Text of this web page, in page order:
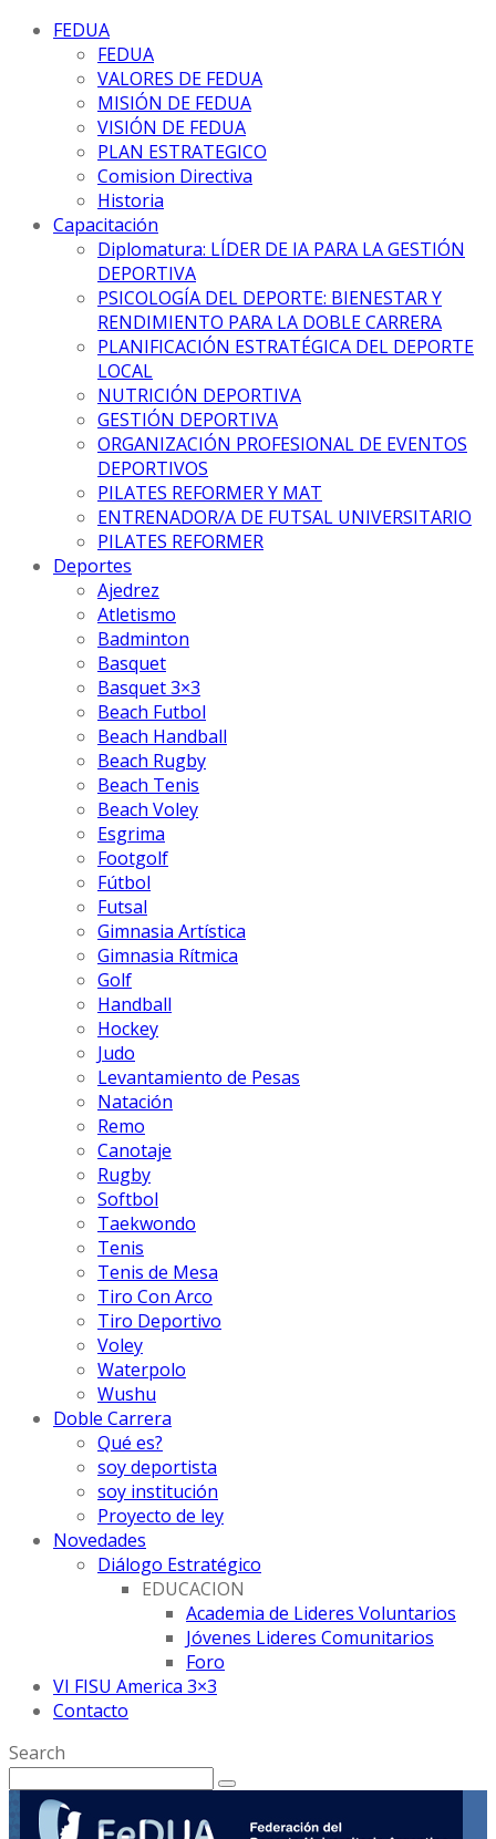
FEDUA
FEDUA
VALORES DE FEDUA
MISIÓN DE FEDUA
VISIÓN DE FEDUA
PLAN ESTRATEGICO
Comision Directiva
Historia
Capacitación
Diplomatura: LÍDER DE IA PARA LA GESTIÓN
DEPORTIVA
PSICOLOGÍA DEL DEPORTE: BIENESTAR Y
RENDIMIENTO PARA LA DOBLE CARRERA
PLANIFICACIÓN ESTRATÉGICA DEL DEPORTE
LOCAL
NUTRICIÓN DEPORTIVA
GESTIÓN DEPORTIVA
ORGANIZACIÓN PROFESIONAL DE EVENTOS
DEPORTIVOS
PILATES REFORMER Y MAT
ENTRENADOR/A DE FUTSAL UNIVERSITARIO
PILATES REFORMER
Deportes
Ajedrez
Atletismo
Badminton
Basquet
Basquet 3×3
Beach Futbol
Beach Handball
Beach Rugby
Beach Tenis
Beach Voley
Esgrima
Footgolf
Fútbol
Futsal
Gimnasia Artística
Gimnasia Rítmica
Golf
Handball
Hockey
Judo
Levantamiento de Pesas
Natación
Remo
Canotaje
Rugby
Softbol
Taekwondo
Tenis
Tenis de Mesa
Tiro Con Arco
Tiro Deportivo
Voley
Waterpolo
Wushu
Doble Carrera
Qué es?
soy deportista
soy institución
Proyecto de ley
Novedades
Diálogo Estratégico
EDUCACION
Academia de Lideres Voluntarios
Jóvenes Lideres Comunitarios
Foro
VI FISU America 3×3
Contacto
Search